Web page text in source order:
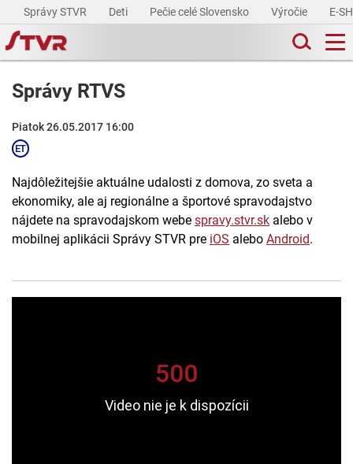
Správy STVR Deti Pečie celé Slovensko Výročie E-
Správy RTVS
Piatok 26.05.2017 16:00
Najdôležitejšie aktuálne udalosti z domova, zo sveta a
ekonomiky, ale aj regionálne a športové spravodajstvo
nájdete na spravodajskom webe spravy.stvr.sk alebo v
mobilnej aplikácii Správy STVR pre iOS alebo Android.